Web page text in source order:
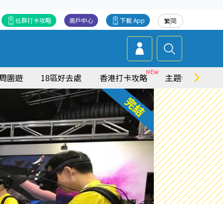
繁简
下載 App
商戶中心
社群打卡攻略
圍遊 18區好去處 香港打卡攻略 主題特集